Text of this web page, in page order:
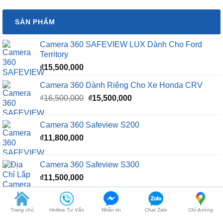
SẢN PHẨM
Camera 360 SAFEVIEW LUX Dành Cho Ford
Territory
₫15,500,000
Camera 360 Dành Riêng Cho Xe Honda CRV
₫16,500,000 Giá
₫16,500,000.
₫15,500,000Giá
là:
Camera 360 Safeview S200
₫11,800,000
Camera 360 Safeview S300
₫11,500,000
Camera 360 SAFEVIEW S500
Trang chủ Hotline Tư Vấn Nhắn tin Chat Zalo Chỉ đường